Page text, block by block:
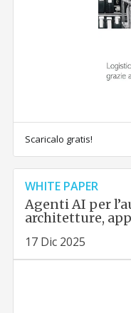
Scaricalo gratis!
WHITE PAPER
Agenti AI per
architetture,
17 Dic 2025